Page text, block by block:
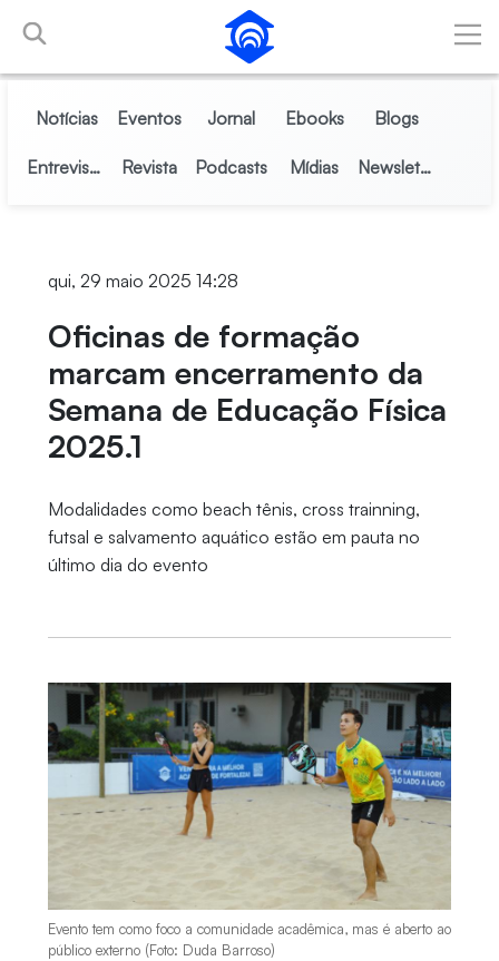
Pular para o Conteúdo principal
Notícias Eventos Jornal Ebooks Blogs
Entrevistas Revista Podcasts Mídias Newsletter
qui, 29 maio 2025 14:28
Oficinas de formação
marcam encerramento da
Semana de Educação Física
2025.1
Modalidades como beach tênis, cross trainning,
futsal e salvamento aquático estão em pauta no
último dia do evento
Evento tem como foco a comunidade acadêmica, mas é aberto ao
público externo (Foto: Duda Barroso)